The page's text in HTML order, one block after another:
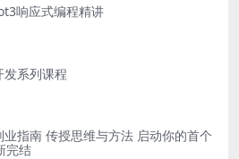
响应式编程精讲
系列课程
业指南 传授思维与方法 启动你的首个
完结